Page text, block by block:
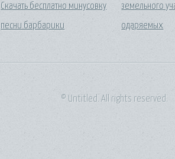
Скачать бесплатно минусовку
песни барбарики
земельного
одаряемых
© Untitled. All rights reserved.